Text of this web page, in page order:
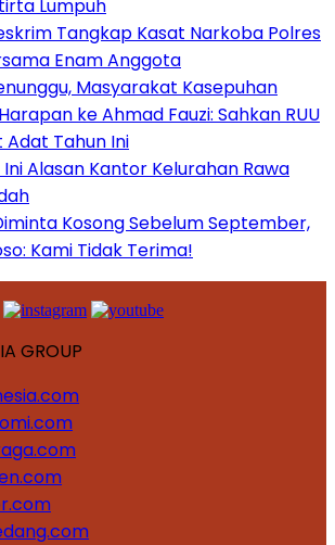
Lumpuh
Tangkap Kasat Narkoba Polres
Enam Anggota
Masyarakat Kasepuhan
ke Ahmad Fauzi: Sahkan RUU
Tahun Ini
Alasan Kantor Kelurahan Rawa
Kosong Sebelum September,
Kami Tidak Terima!
GROUP